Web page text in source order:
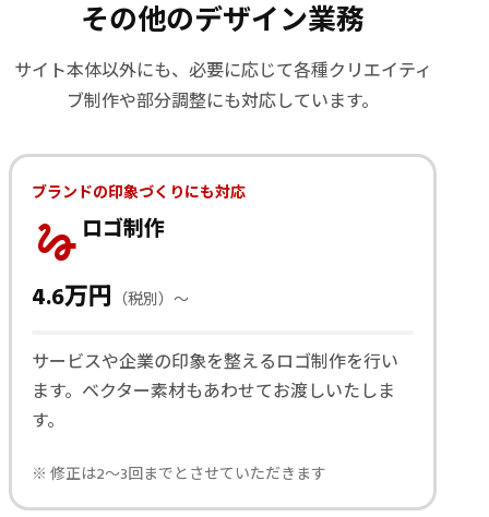
その他のデザイン業務
サイト本体以外にも、必要に応じて各種クリエイティ
ブ制作や部分調整にも対応しています。
ブランドの印象づくりにも対応
gesture ロゴ制作
4.6万円 （税別）〜
サービスや企業の印象を整えるロゴ制作を行い
ます。ベクター素材もあわせてお渡しいたしま
す。
※ 修正は2〜3回までとさせていただきます